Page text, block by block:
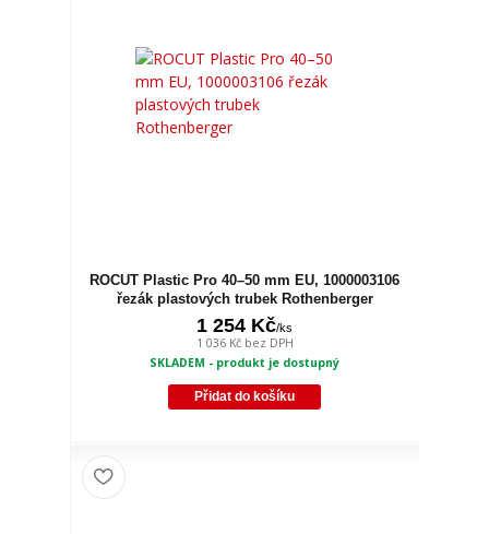
ROCUT Plastic Pro 40–50 mm EU, 1000003106
řezák plastových trubek Rothenberger
1 254 Kč/ks
1 036 Kč bez DPH
SKLADEM - produkt je dostupný
Přidat do košíku